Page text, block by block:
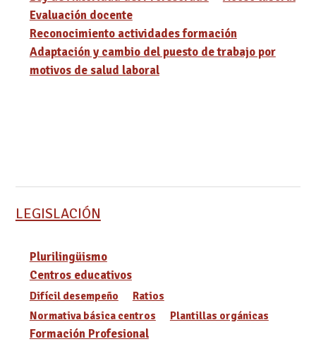
Evaluación docente
Reconocimiento actividades formación
Adaptación y cambio del puesto de trabajo por
motivos de salud laboral
LEGISLACIÓN
Plurilingüismo
Centros educativos
Difícil desempeño
Ratios
Normativa básica centros
Plantillas orgánicas
Formación Profesional